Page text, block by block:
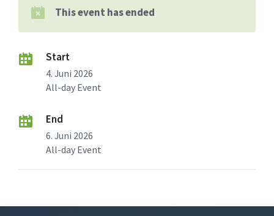
This event has ended
Start
4. Juni 2026
All-day Event
End
6. Juni 2026
All-day Event